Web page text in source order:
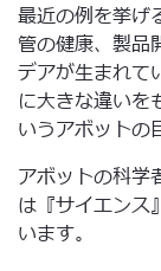
最近の例を挙
管の健康、製品
デアが生まれて
に大きな違いを
いうアボットの
アボットの科学
は『サイエンス
います。